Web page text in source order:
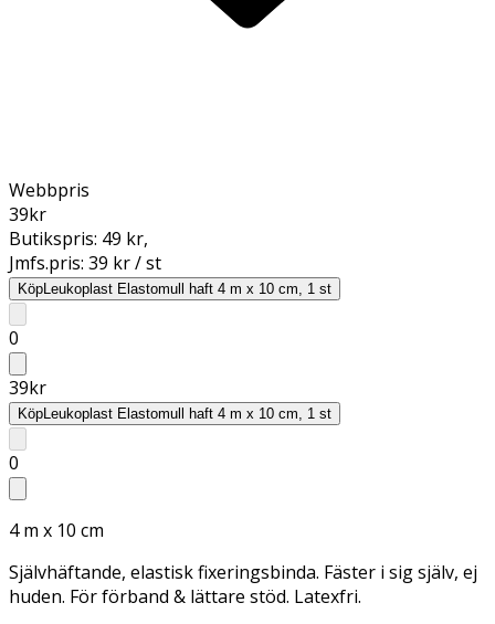
Webbpris
39kr
Butikspris: 49 kr,
Jmfs.pris: 39 kr / st
KöpLeukoplast Elastomull haft 4 m x 10 cm, 1 st
0
39kr
KöpLeukoplast Elastomull haft 4 m x 10 cm, 1 st
0
4 m x 10 cm
Självhäftande, elastisk fixeringsbinda. Fäster i sig själv, ej
huden. För förband & lättare stöd. Latexfri.